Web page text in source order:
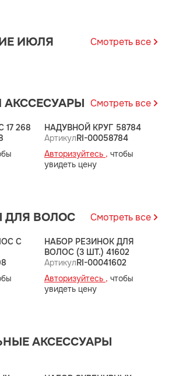
ИЮЛЯ Смотреть все
Смотреть все
268
НАДУВНОЙ КРУГ 58784
АртикулRI-00058784
Авторизуйтесь , чтобы
увидеть цену
ДЛЯ ВОЛОС Смотреть все
С
НАБОР РЕЗИНОК ДЛЯ
ВОЛОС (3 ШТ.) 41602
АртикулRI-00041602
Авторизуйтесь , чтобы
увидеть цену
АКСЕССУАРЫ